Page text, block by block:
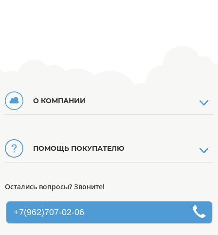
О КОМПАНИИ
ПОМОЩЬ ПОКУПАТЕЛЮ
Остались вопросы? Звоните!
+7(962)707-02-06